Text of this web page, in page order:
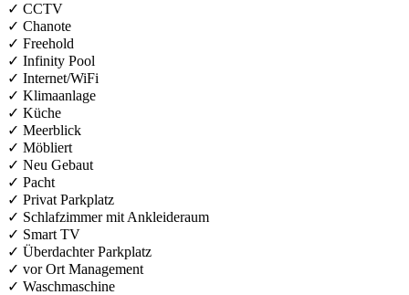
✓ CCTV
✓ Chanote
✓ Freehold
✓ Infinity Pool
✓ Internet/WiFi
✓ Klimaanlage
✓ Küche
✓ Meerblick
✓ Möbliert
✓ Neu Gebaut
✓ Pacht
✓ Privat Parkplatz
✓ Schlafzimmer mit Ankleideraum
✓ Smart TV
✓ Überdachter Parkplatz
✓ vor Ort Management
✓ Waschmaschine